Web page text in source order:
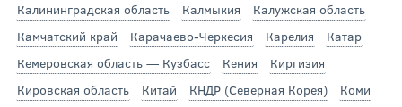
Калининградская область
Калмыкия
Калужская область
Камчатский край
Карачаево-Черкесия Карелия
Катар
Кемеровская область — Кузбасс
Кения
Киргизия
Кировская область
Китай КНДР (Северная Корея)
Коми